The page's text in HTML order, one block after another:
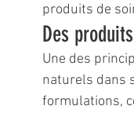
produits de
Des
Une des
naturels dans
formulations,